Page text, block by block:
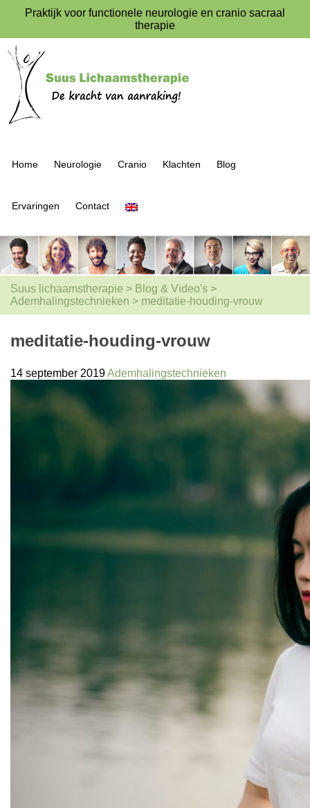
Praktijk voor functionele neurologie en cranio sacraal
therapie
Home Neurologie Cranio Klachten Blog
Ervaringen Contact
Suus lichaamstherapie > Blog & Video's >
Ademhalingstechnieken > meditatie-houding-vrouw
meditatie-houding-vrouw
14 september 2019Ademhalingstechnieken